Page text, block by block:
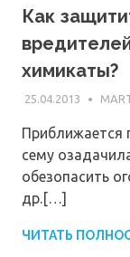
Как
химикаты?
25.04.2013
Приближается
сему
обезопасить
др.[…]
ЧИТАТЬ